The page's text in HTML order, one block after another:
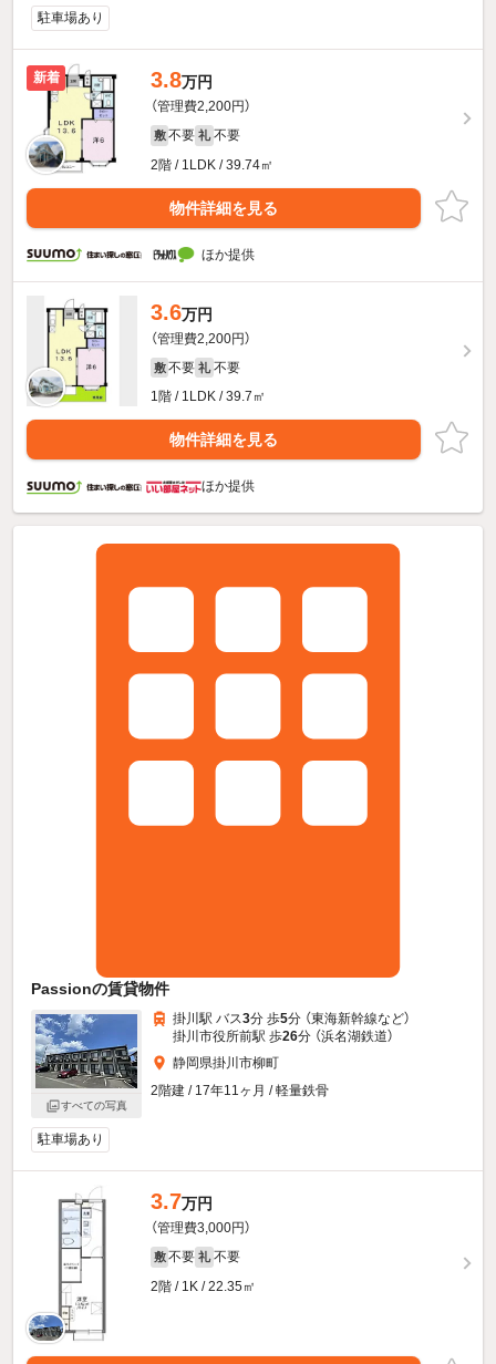
駐車場あり
新着 3.8万円
（管理費2,200円）
敷 不要 礼 不要
2階 / 1LDK / 39.74㎡
物件詳細を見る
ほか提供
3.6万円
（管理費2,200円）
敷 不要 礼 不要
1階 / 1LDK / 39.7㎡
物件詳細を見る
ほか提供
Passionの賃貸物件
すべての写真
掛川駅 バス3分 歩5分 （東海新幹線など）
掛川市役所前駅 歩26分 （浜名湖鉄道）
静岡県掛川市柳町
2階建 / 17年11ヶ月 / 軽量鉄骨
駐車場あり
3.7万円
（管理費3,000円）
敷 不要 礼 不要
2階 / 1K / 22.35㎡